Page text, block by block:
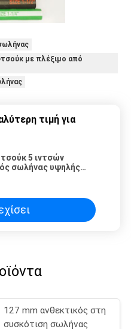
με πλέξιμο από
τιμή για
5 ιντσών
σωλήνας υψηλής
127 mm ανθεκτικός στη
συσκότιση σωλήνας